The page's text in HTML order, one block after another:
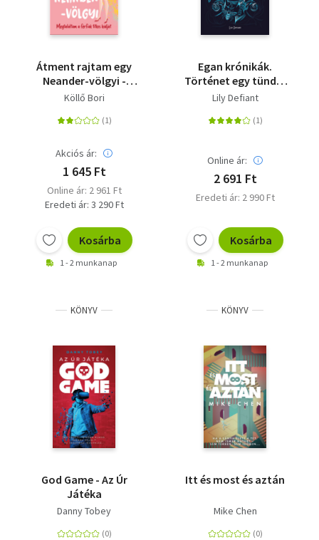
Átment rajtam egy
Neander-völgyi -
Megtaláltam a férfiak
Köllő Bori
Akciós ár:
1 645 Ft
Online ár: 2 961 Ft
Eredeti ár: 3 290 Ft
Kosárba
1 - 2 munkanap
Egan krónikák.
Történet egy tündér
tollából
Lily Defiant
Online ár:
2 691 Ft
Eredeti ár: 2 990 Ft
Kosárba
1 - 2 munkanap
KÖNYV
God Game - Az Úr
Játéka
Danny Tobey
KÖNYV
Itt és most és aztán
Mike Chen